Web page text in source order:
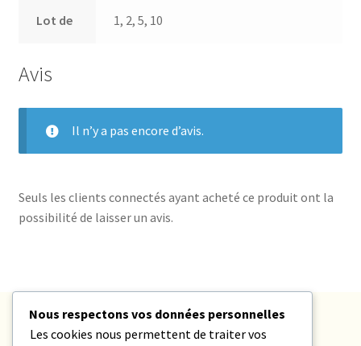
Lot de 1, 2, 5, 10
Avis
Il n’y a pas encore d’avis.
Seuls les clients connectés ayant acheté ce produit ont la
possibilité de laisser un avis.
Partagez Ferroversum avec vos amis
Nous respectons vos données personnelles
Les cookies nous permettent de traiter vos